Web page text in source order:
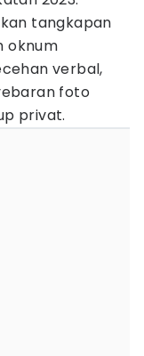
tangkapan
oknum
verbal,
foto
privat.